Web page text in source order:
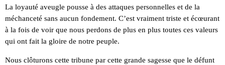
La loyauté aveugle pousse à des attaques personnelles et de la
méchanceté sans aucun fondement. C’est vraiment triste et écœurant
à la fois de voir que nous perdons de plus en plus toutes ces valeurs
qui ont fait la gloire de notre peuple.
Nous clôturons cette tribune par cette grande sagesse que le défunt